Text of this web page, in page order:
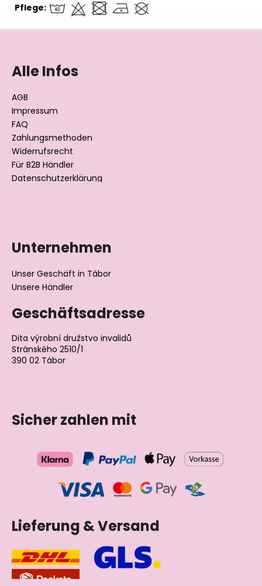
Pflege:
Alle Infos
AGB
Impressum
FAQ
Zahlungsmethoden
Widerrufsrecht
Für B2B Händler
Datenschutzerklärung
Unternehmen
Unser Geschäft in Tábor
Unsere Händler
Geschäftsadresse
Dita výrobní družstvo invalidů
Stránského 2510/1
390 02 Tábor
Sicher zahlen mit
Lieferung & Versand